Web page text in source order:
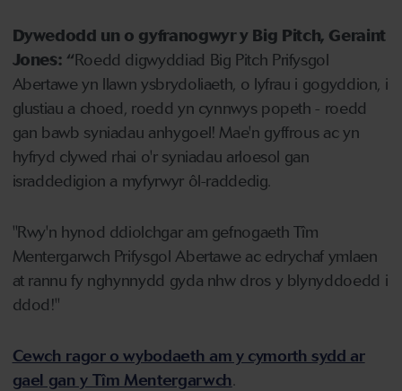
Dywedodd un o gyfranogwyr y Big Pitch, Geraint
Jones: “Roedd digwyddiad Big Pitch Prifysgol
Abertawe yn llawn ysbrydoliaeth, o lyfrau i gogyddion, i
glustiau a choed, roedd yn cynnwys popeth - roedd
gan bawb syniadau anhygoel! Mae'n gyffrous ac yn
hyfryd clywed rhai o'r syniadau arloesol gan
israddedigion a myfyrwyr ôl-raddedig.
"Rwy'n hynod ddiolchgar am gefnogaeth Tîm
Mentergarwch Prifysgol Abertawe ac edrychaf ymlaen
at rannu fy nghynnydd gyda nhw dros y blynyddoedd i
ddod!"
Cewch ragor o wybodaeth am y cymorth sydd ar
gael gan y Tîm Mentergarwch.